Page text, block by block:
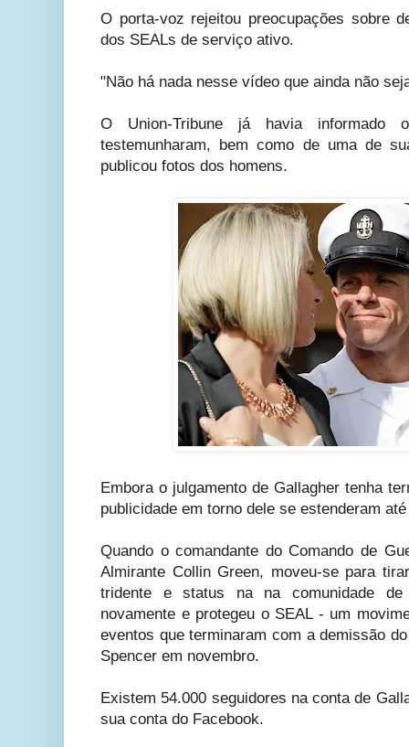
O porta-voz rejeitou preocupações sobre
dos SEALs de serviço ativo.
"Não há nada nesse vídeo que ainda não
O Union-Tribune já havia informado
testemunharam, bem como de uma de
publicou fotos dos homens.
Embora o julgamento de Gallagher tenha
publicidade em torno dele se estenderam
Quando o comandante do Comando de
Almirante Collin Green, moveu-se para
tridente e status na na comunidade de
novamente e protegeu o SEAL - um
eventos que terminaram com a demissão
Spencer em novembro.
Existem 54.000 seguidores na conta de
sua conta do Facebook.